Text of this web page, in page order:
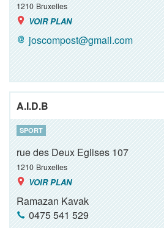
1210 Bruxelles
VOIR PLAN
joscompost@gmail.com
A.I.D.B
SPORT
rue des Deux Eglises 107
1210 Bruxelles
VOIR PLAN
Ramazan Kavak
0475 541 529